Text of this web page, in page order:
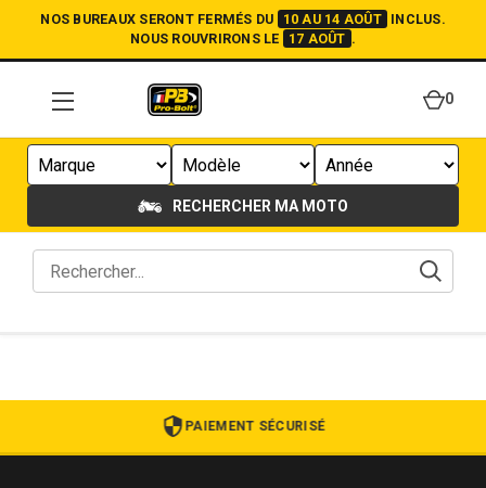
NOS BUREAUX SERONT FERMÉS DU 10 AU 14 AOÛT
INCLUS.
NOUS ROUVRIRONS LE
17 AOÛT .
0
RECHERCHER MA MOTO
PAIEMENT SÉCURISÉ